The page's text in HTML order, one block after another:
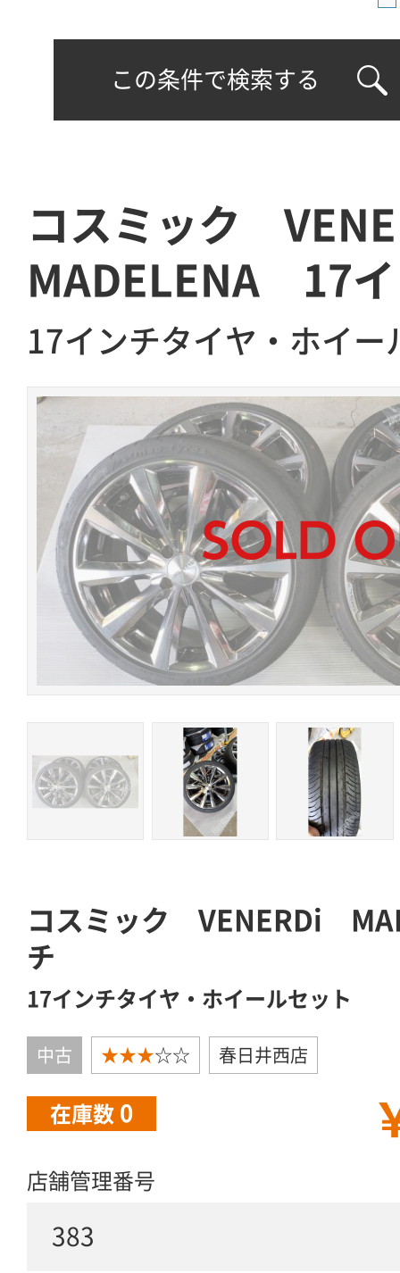
この条件で検索する
コスミック
MADELENA 17
17インチタイヤ・ホイー
コスミック VENERDi
チ
17インチタイヤ・ホイールセット
中古 ★★★☆☆ 春日井西店
在庫数 0
店舗管理番号
383